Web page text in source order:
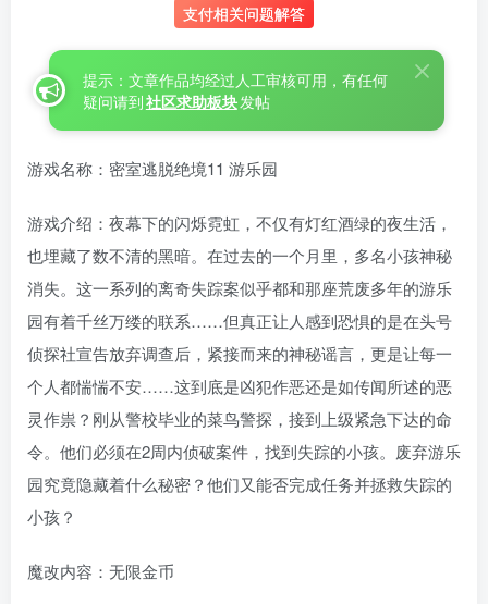
支付相关问题解答
提示：文章作品均经过人工审核可用，有任何
疑问请到社区求助板块发帖
游戏名称：密室逃脱绝境11 游乐园
游戏介绍：夜幕下的闪烁霓虹，不仅有灯红酒绿的夜生活，
也埋藏了数不清的黑暗。在过去的一个月里，多名小孩神秘
消失。这一系列的离奇失踪案似乎都和那座荒废多年的游乐
园有着千丝万缕的联系……但真正让人感到恐惧的是在头号
侦探社宣告放弃调查后，紧接而来的神秘谣言，更是让每一
个人都惴惴不安……这到底是凶犯作恶还是如传闻所述的恶
灵作祟？刚从警校毕业的菜鸟警探，接到上级紧急下达的命
令。他们必须在2周内侦破案件，找到失踪的小孩。废弃游乐
园究竟隐藏着什么秘密？他们又能否完成任务并拯救失踪的
小孩？
魔改内容：无限金币